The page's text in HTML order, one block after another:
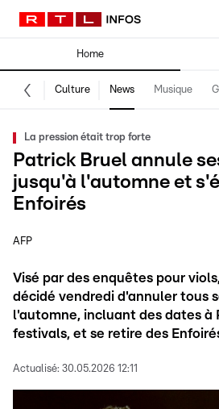
Home
Culture News Musique
La pression était trop forte
Patrick Bruel annule
jusqu'à l'automne et
Enfoirés
AFP
Visé par des enquêtes pour
décidé vendredi d'annuler tous
l'automne, incluant des dates à
festivals, et se retire des
Actualisé: 30.05.2026 12:11